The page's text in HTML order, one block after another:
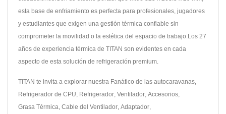
esta base de enfriamiento es perfecta para profesionales, jugadores
y estudiantes que exigen una gestión térmica confiable sin
comprometer la movilidad o la estética del espacio de trabajo.Los 27
años de experiencia térmica de TITAN son evidentes en cada
aspecto de esta solución de refrigeración premium.
TITAN te invita a explorar nuestra Fanático de las autocaravanas,
Refrigerador de CPU, Refrigerador, Ventilador, Accesorios,
Grasa Térmica, Cable del Ventilador, Adaptador,